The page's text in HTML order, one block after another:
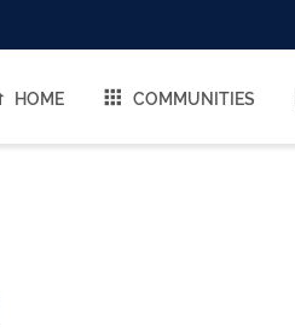
HOME COMMUNITIES